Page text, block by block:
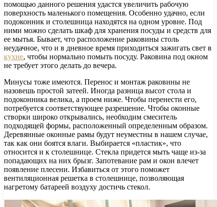
помощью данного решения удастся увеличить рабочую
поверхность маленького помещения. Особенно удачно, если
подоконник и столешница находятся на одном уровне. Под
ними можно сделать шкаф для хранения посуды и средств для
ее мытья. Бывает, что расположение раковины столь
неудачное, что и в дневное время приходиться зажигать свет в
кухне, чтобы нормально помыть посуду. Раковина под окном
не требует этого делать до вечера.
Минусы тоже имеются. Перенос и монтаж раковины не
назовешь простой затеей. Иногда разница высот стола и
подоконника велика, а проем ниже. Чтобы перенести его,
потребуется соответствующее разрешение. Чтобы оконные
створки широко открывались, необходим смеситель
подходящей формы, расположенный определенным образом.
Деревянные оконные рамы будут неуместны в нашем случае,
так как они боятся влаги. Выбирается «пластик», что
относится и к столешнице. Стекла придется мыть чаще из-за
попадающих на них брызг. Запотевание рам и окон влечет
появление плесени. Избавиться от этого поможет
вентиляционная решетка в столешнице, позволяющая
нагретому батареей воздуху достичь стекол.